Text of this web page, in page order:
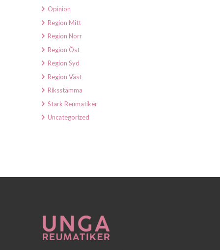
Opinion
Region Mitt
Region Norr
Region Öst
Region Syd
Region Väst
Riksstämma
Stark Reumatiker
Uncategorized